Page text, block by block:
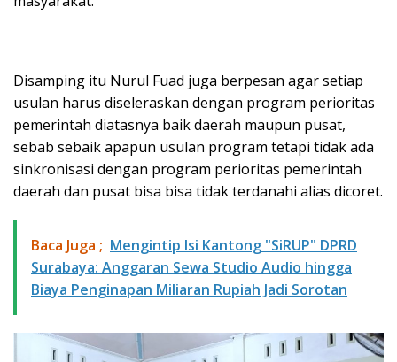
Disamping itu Nurul Fuad juga berpesan agar setiap
usulan harus diseleraskan dengan program perioritas
pemerintah diatasnya baik daerah maupun pusat,
sebab sebaik apapun usulan program tetapi tidak ada
sinkronisasi dengan program perioritas pemerintah
daerah dan pusat bisa bisa tidak terdanahi alias dicoret.
Baca Juga ; ​Mengintip Isi Kantong "SiRUP" DPRD
Surabaya: Anggaran Sewa Studio Audio hingga
Biaya Penginapan Miliaran Rupiah Jadi Sorotan